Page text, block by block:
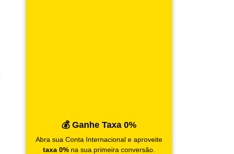
💰 Ganhe Taxa 0%
Abra sua Conta Internacional e aproveite
taxa 0% na sua primeira conversão.